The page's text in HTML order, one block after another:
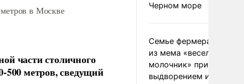
в Москве
части столичного
500 метров, сведущий
Черном море
Семье фермера
из мема «веселый
молочник» пригрозили
выдворением из